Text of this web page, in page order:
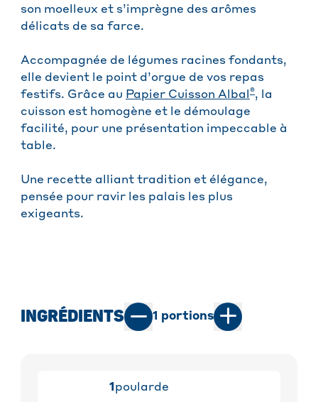
son moelleux et s’imprègne des arômes
délicats de sa farce.
Accompagnée de légumes racines fondants,
elle devient le point d’orgue de vos repas
festifs. Grâce au Papier Cuisson Albal®, la
cuisson est homogène et le démoulage
facilité, pour une présentation impeccable à
table.
Une recette alliant tradition et élégance,
pensée pour ravir les palais les plus
exigeants.
INGRÉDIENTS 1 portions
1poularde